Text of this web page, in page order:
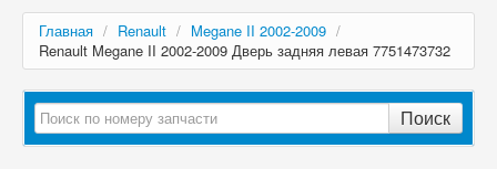
Как купить
Главная / Renault / Megane II 2002-2009 /
Renault Megane II 2002-2009 Дверь задняя левая 7751473732
Поиск